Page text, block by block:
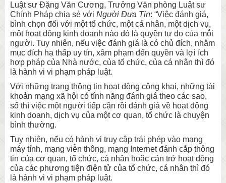
Luật sư Đặng Văn Cương, Trưởng Văn phòng Luật sư
Chính Pháp chia sẻ với Người Đưa Tin: “Việc đánh giá,
bình chọn đối với một tổ chức, một cá nhân, một dịch vụ,
một hoạt động kinh doanh nào đó là quyền tự do của mỗi
người. Tuy nhiên, nếu việc đánh giá là có chủ đích, nhằm
mục đích hạ thấp uy tín, xâm phạm đến quyền và lợi ích
hợp pháp của Nhà nước, của tổ chức, của cá nhân thì đó
là hành vi vi phạm pháp luật.
Với những trang thông tin hoạt động công khai, những tài
khoản mạng xã hội có tính năng đánh giá theo các sao,
số thì việc một người tiếp cận rồi đánh giá về hoạt động
kinh doanh, dịch vụ của một cơ quan, tổ chức là chuyện
bình thường.
Tuy nhiên, nếu có hành vi truy cập trái phép vào mạng
máy tính, mạng viễn thông, mạng Internet đánh cắp thông
tin của cơ quan, tổ chức, cá nhân hoặc cản trở hoạt động
của các phương tiện điện tử của tổ chức, cá nhân thì đó
là hành vi vi phạm pháp luật.